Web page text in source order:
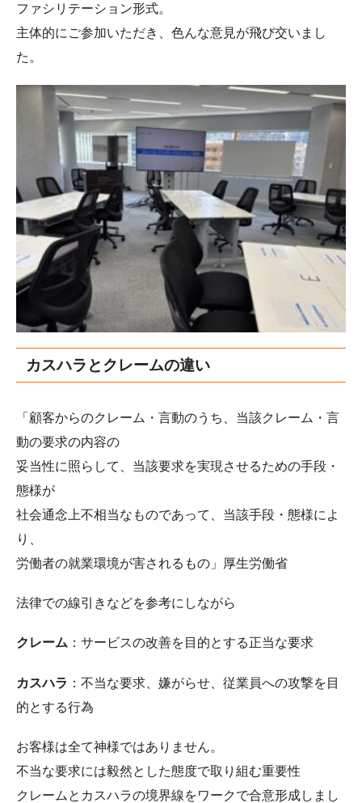
ファシリテーション形式。
主体的にご参加いただき、色んな意見が飛び交いまし
た。
カスハラとクレームの違い
「顧客からのクレーム・言動のうち、当該クレーム・言
動の要求の内容の
妥当性に照らして、当該要求を実現させるための手段・
態様が
社会通念上不相当なものであって、当該手段・態様によ
り、
労働者の就業環境が害されるもの」厚生労働省
法律での線引きなどを参考にしながら
クレーム ：サービスの改善を目的とする正当な要求
カスハラ ：不当な要求、嫌がらせ、従業員への攻撃を目
的とする行為
お客様は全て神様ではありません。
不当な要求には毅然とした態度で取り組む重要性
クレームとカスハラの境界線をワークで合意形成しまし